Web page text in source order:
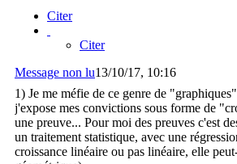
Citer
Citer
Message non lu13/10/17, 10:16
1) Je me méfie de ce genre de
j'expose mes convictions sous forme de
une preuve... Pour moi des preuves c'est
un traitement statistique, avec une
croissance linéaire ou pas linéaire, elle